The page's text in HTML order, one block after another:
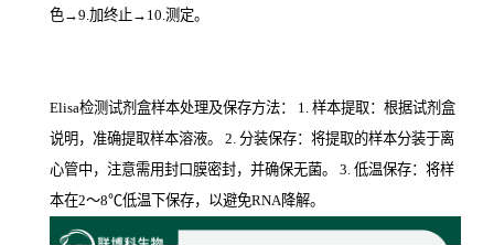
色→9.加终止→10.测定。
Elisa检测试剂盒样本处理及保存方法： 1. 样本提取：根据试剂盒
说明，准确提取样本溶液。 2. 分装保存：将提取的样本分装于离
心管中，注意需用封口膜密封，并确保无菌。 3. 低温保存：将样
本在2～8℃低温下保存，以避免RNA降解。